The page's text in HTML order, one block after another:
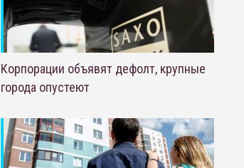
Корпорации объявят дефолт, крупные
города опустеют